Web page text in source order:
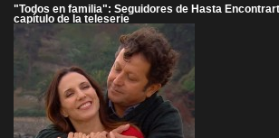
"Todos en familia": Seguidores de Hasta
capítulo de la teleserie